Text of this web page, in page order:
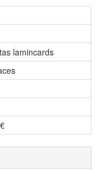
lamincards